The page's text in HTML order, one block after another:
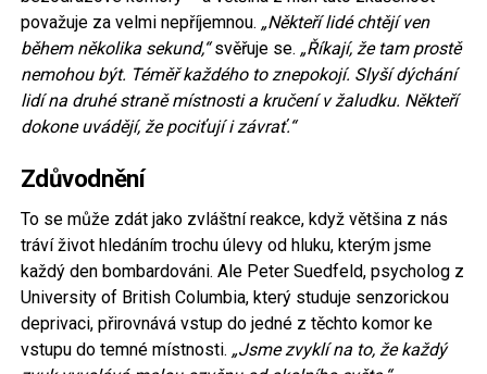
považuje za velmi nepříjemnou. „Někteří lidé chtějí ven
během několika sekund,“svěřuje se. „Říkají, že tam prostě
nemohou být. Téměř každého to znepokojí. Slyší dýchání
lidí na druhé straně místnosti a kručení v žaludku. Někteří
dokone uvádějí, že pociťují izávrať.“
Zdůvodnění
To se může zdát jako zvláštní reakce, když většina z nás
tráví život hledáním trochu úlevy od hluku, kterým jsme
každý den bombardováni. Ale Peter Suedfeld, psycholog z
University of British Columbia, který studuje senzorickou
deprivaci, přirovnává vstup do jedné z těchto komor ke
vstupu do temné místnosti. „Jsme zvyklí na to, že každý